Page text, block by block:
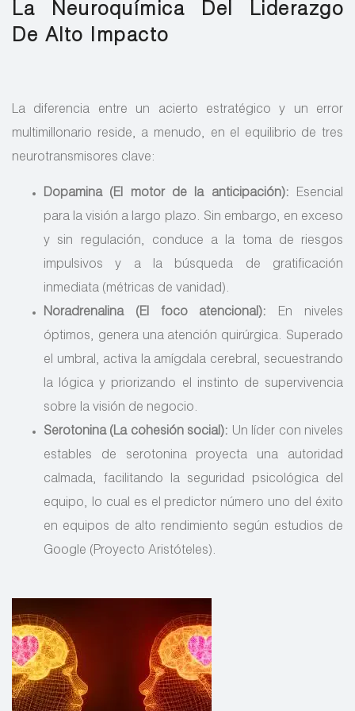
La Neuroquímica Del Liderazgo
De Alto Impacto
La diferencia entre un acierto estratégico y un error
multimillonario reside, a menudo, en el equilibrio de tres
neurotransmisores clave:
Dopamina (El motor de la anticipación): Esencial
para la visión a largo plazo. Sin embargo, en exceso
y sin regulación, conduce a la toma de riesgos
impulsivos y a la búsqueda de gratificación
inmediata (métricas de vanidad).
Noradrenalina (El foco atencional): En niveles
óptimos, genera una atención quirúrgica. Superado
el umbral, activa la amígdala cerebral, secuestrando
la lógica y priorizando el instinto de supervivencia
sobre la visión de negocio.
Serotonina (La cohesión social): Un líder con niveles
estables de serotonina proyecta una autoridad
calmada, facilitando la seguridad psicológica del
equipo, lo cual es el predictor número uno del éxito
en equipos de alto rendimiento según estudios de
Google (Proyecto Aristóteles).